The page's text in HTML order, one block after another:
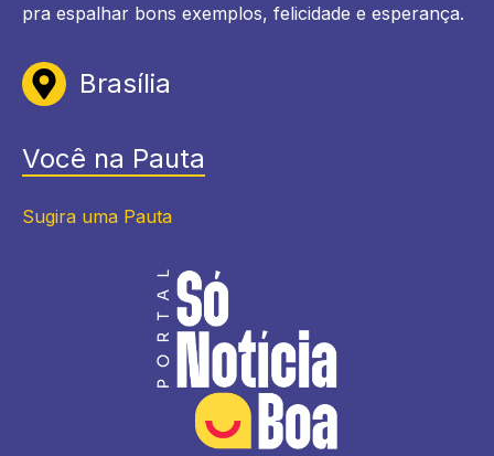
pra espalhar bons exemplos, felicidade e esperança.
Brasília
Você na Pauta
Sugira uma Pauta